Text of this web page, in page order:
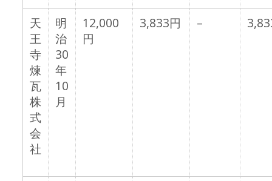
天
王
寺
煉
瓦
株
式
会
社
明
治
30
年
10
月
12,000
円
3,833円 –